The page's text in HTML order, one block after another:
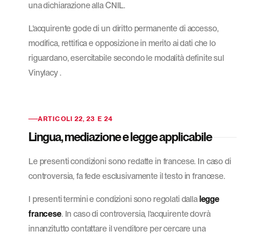
una dichiarazione alla CNIL.
L'acquirente gode di un diritto permanente di accesso,
modifica, rettifica e opposizione in merito ai dati che lo
riguardano, esercitabile secondo le modalità definite sul
Vinylacy .
ARTICOLI 22, 23 E 24
Lingua, mediazione e legge applicabile
Le presenti condizioni sono redatte in francese. In caso di
controversia, fa fede esclusivamente il testo in francese.
I presenti termini e condizioni sono regolati dalla legge
francese. In caso di controversia, l'acquirente dovrà
innanzitutto contattare il venditore per cercare una